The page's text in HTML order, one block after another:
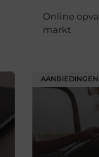
Online
markt
AANBIEDINGEN